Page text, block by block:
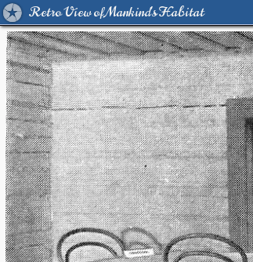
Retro View of Mankind's Habitat